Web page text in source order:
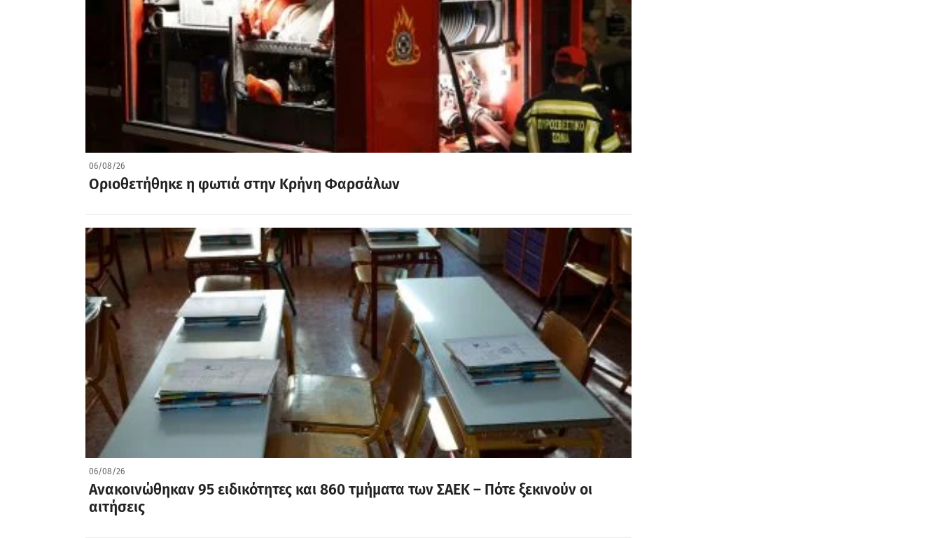
06/08/26
Οριοθετήθηκε η φωτιά στην Κρήνη Φαρσάλων
06/08/26
Ανακοινώθηκαν 95 ειδικότητες και 860 τμήματα των ΣΑΕΚ – Πότε ξεκινούν οι
αιτήσεις